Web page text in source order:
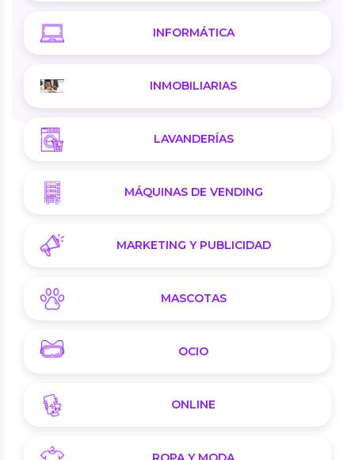
INFORMÁTICA
INMOBILIARIAS
LAVANDERÍAS
MÁQUINAS DE VENDING
MARKETING Y PUBLICIDAD
MASCOTAS
OCIO
ONLINE